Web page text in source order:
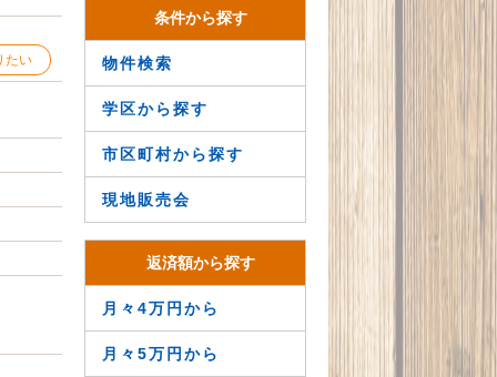
たい
条件から探す
物件検索
学区から探す
市区町村から探す
現地販売会
返済額から探す
月々4万円から
月々5万円から